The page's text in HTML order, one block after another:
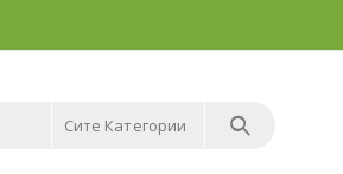
Сите Категории